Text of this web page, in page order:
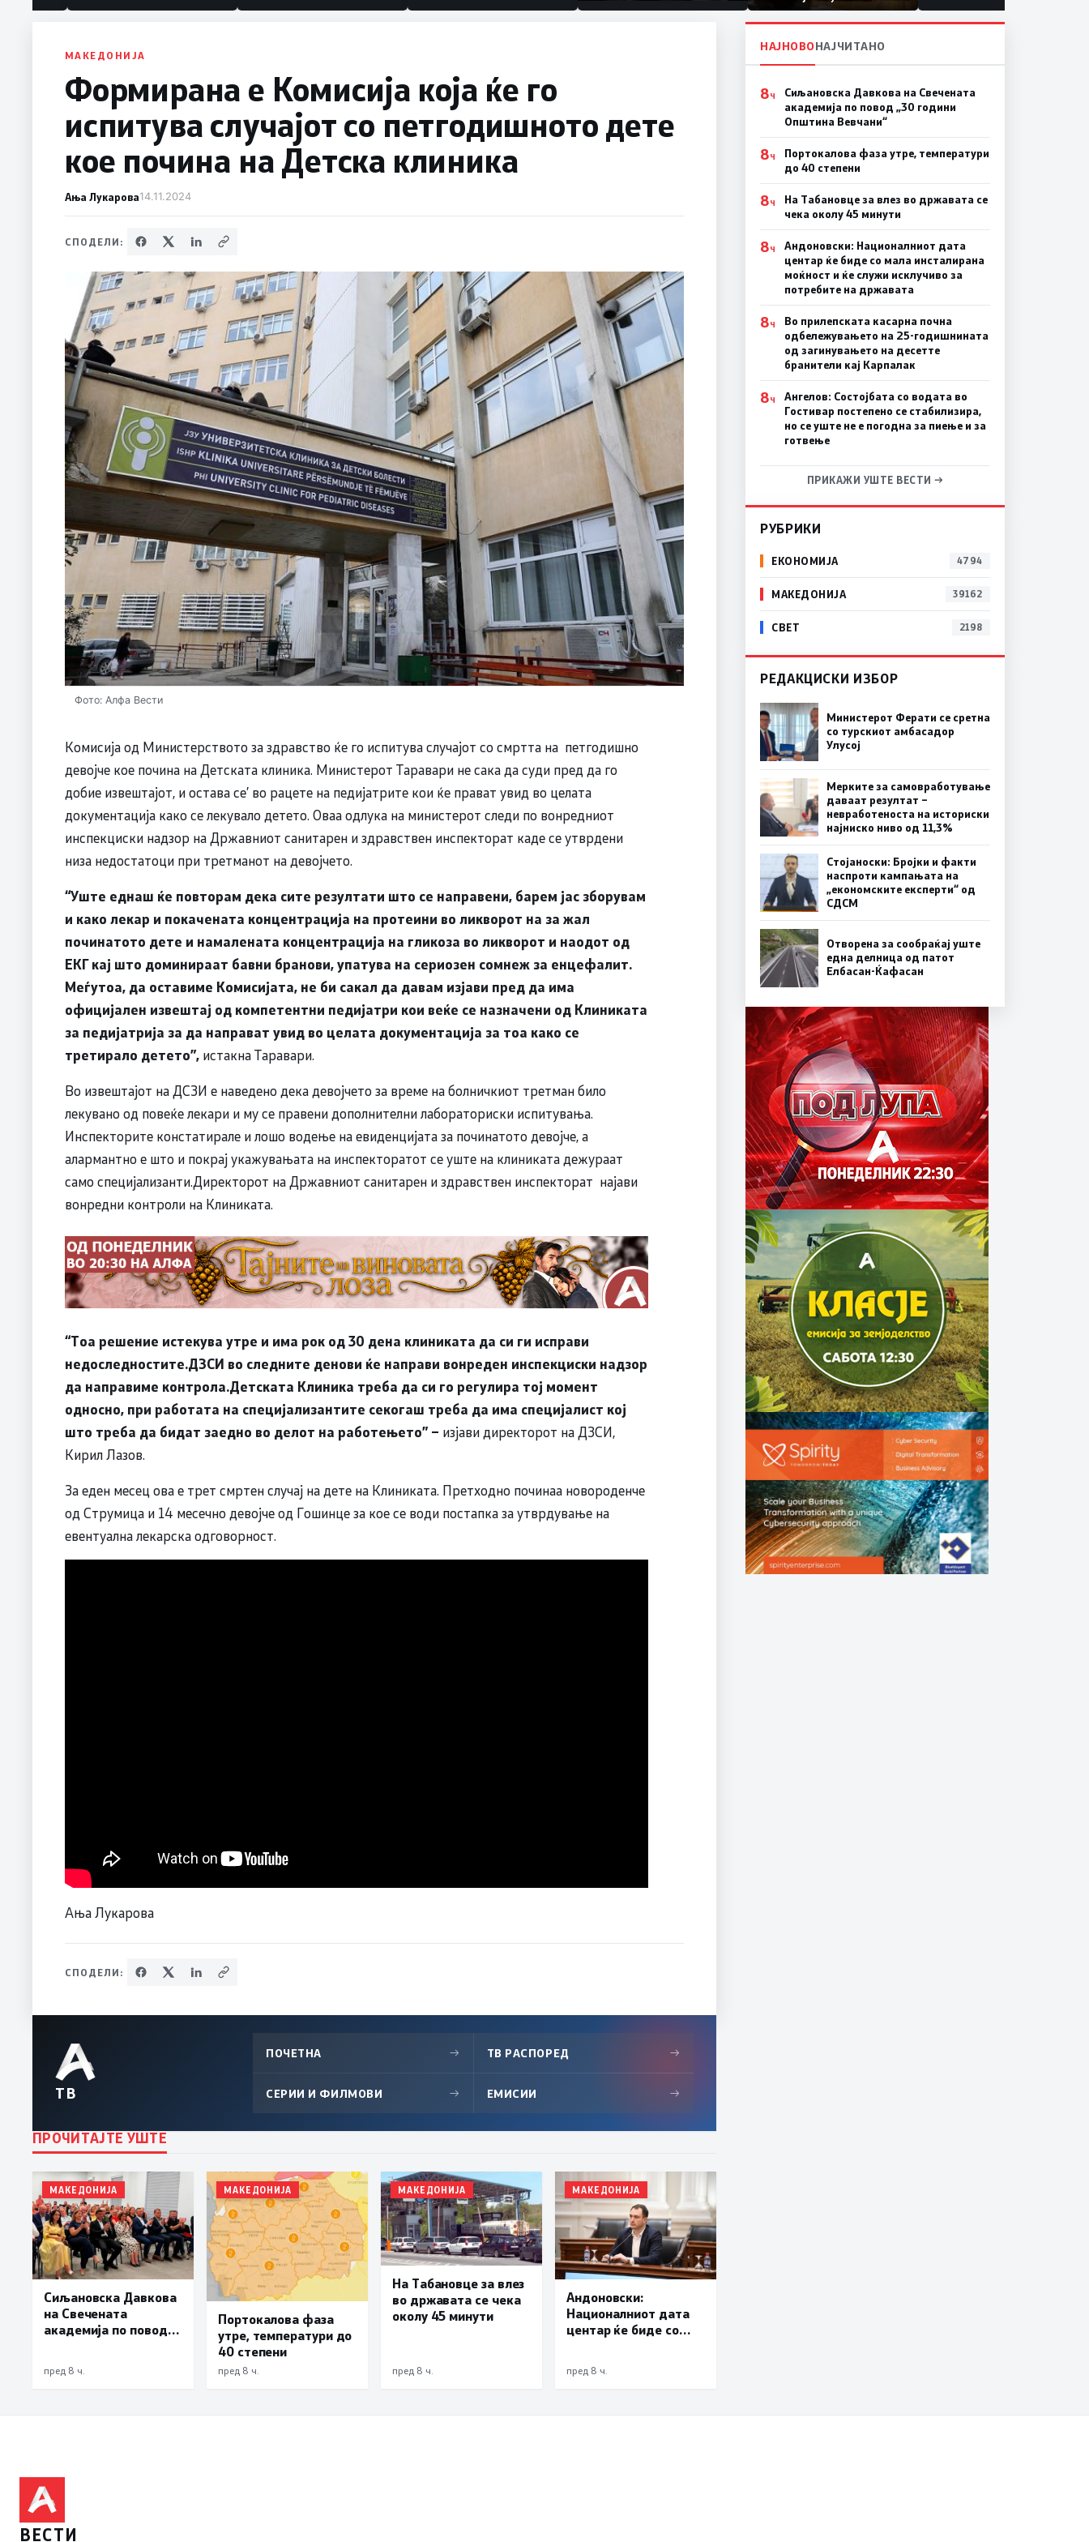
половина тунел во слепа
првачиња помалку
МАКЕДОНИЈА
Формирана е Комисија која ќе го
испитува случајот со петгодишното дете
кое почина на Детска клиника
Ања Лукарова14.11.2024
СПОДЕЛИ:
Фото: Алфа Вести
Комисија од Министерството за здравство ќе го испитува случајот со смртта на петгодишно
девојче кое почина на Детската клиника. Министерот Таравари не сака да суди пред да го
добие извештајот, и остава се’ во рацете на педијатрите кои ќе прават увид во целата
документација како се лекувало детето. Оваа одлука на министерот следи по вонредниот
инспекциски надзор на Државниот санитарен и здравствен инспекторат каде се утврдени
низа недостатоци при третманот на девојчето.
“Уште еднаш ќе повторам дека сите резултати што се направени, барем јас зборувам
и како лекар и покачената концентрација на протеини во ликворот на за жал
починатото дете и намалената концентрација на гликоза во ликворот и наодот од
ЕКГ кај што доминираат бавни бранови, упатува на сериозен сомнеж за енцефалит.
Меѓутоа, да оставиме Комисијата, не би сакал да давам изјави пред да има
официјален извештај од компетентни педијатри кои веќе се назначени од Клиниката
за педијатрија за да направат увид во целата документација за тоа како се
третирало детето”, истакна Таравари.
Во извештајот на ДСЗИ е наведено дека девојчето за време на болничкиот третман било
лекувано од повеќе лекари и му се правени дополнителни лабораториски испитувања.
Инспекторите констатирале и лошо водење на евиденцијата за починатото девојче, а
алармантно е што и покрај укажувањата на инспекторатот се уште на клиниката дежураат
само специјализанти.Директорот на Државниот санитарен и здравствен инспекторат најави
вонредни контроли на Клиниката.
“Тоа решение истекува утре и има рок од 30 дена клиниката да си ги исправи
недоследностите.ДЗСИ во следните денови ќе направи вонреден инспекциски надзор
да направиме контрола.Детската Клиника треба да си го регулира тој момент
односно, при работата на специјализантите секогаш треба да има специјалист кој
што треба да бидат заедно во делот на работењето” – изјави директорот на ДЗСИ,
Кирил Лазов.
За еден месец ова е трет смртен случај на дете на Клиниката. Претходно починаа новороденче
од Струмица и 14 месечно девојче од Гошинце за кое се води постапка за утврдување на
евентуална лекарска одговорност.
Ања Лукарова
СПОДЕЛИ:
ТВ
ПОЧЕТНА → ТВ РАСПОРЕД →
СЕРИИ И ФИЛМОВИ → ЕМИСИИ →
ПРОЧИТАЈТЕ УШТЕ
МАКЕДОНИЈА
Сиљановска Давкова
на Свечената
академија по повод
пред 8 ч.
МАКЕДОНИЈА
Портокалова фаза
утре, температури до
40 степени
пред 8 ч.
МАКЕДОНИЈА
На Табановце за влез
во државата се чека
околу 45 минути
пред 8 ч.
МАКЕДОНИЈА
Андоновски:
Националниот дата
центар ќе биде со
исклучиво за
пред 8 ч.
НАЈНОВОНАЈЧИТАНО
8Ч
Сиљановска Давкова на Свечената
академија по повод „30 години
Општина Вевчани“
8Ч
Портокалова фаза утре, температури
до 40 степени
8Ч
На Табановце за влез во државата се
чека околу 45 минути
8Ч
Андоновски: Националниот дата
центар ќе биде со мала инсталирана
моќност и ќе служи исклучиво за
потребите на државата
8Ч
Во прилепската касарна почна
одбележувањето на 25-годишнината
од загинувањето на десетте
бранители кај Карпалак
8Ч
Ангелов: Состојбата со водата во
Гостивар постепено се стабилизира,
но се уште не е погодна за пиење и за
готвење
ПРИКАЖИ УШТЕ ВЕСТИ →
РУБРИКИ
ЕКОНОМИЈА 4794
МАКЕДОНИЈА 39162
СВЕТ 2198
РЕДАКЦИСКИ ИЗБОР
Министерот Ферати се сретна
со турскиот амбасадор
Улусој
Мерките за самовработување
даваат резултат –
невработеноста на историски
најниско ниво од 11,3%
Стојаноски: Бројки и факти
наспроти кампањата на
„економските експерти“ од
СДСM
Отворена за сообраќај уште
една делница од патот
Елбасан-Ќафасан
ВЕСТИ